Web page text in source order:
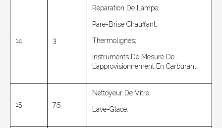
14 3
Réparation De Lampe;
Pare-Brise Chauffant;
Thermolignes;
Instruments De Mesure De
L’approvisionnement En Carburant.
15 7.5
Nettoyeur De Vitre;
Lave-Glace.